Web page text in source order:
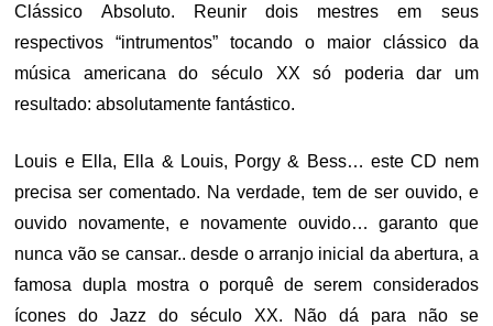
Clássico Absoluto. Reunir dois mestres em seus
respectivos “intrumentos” tocando o maior clássico da
música americana do século XX só poderia dar um
resultado: absolutamente fantástico.
Louis e Ella, Ella & Louis, Porgy & Bess… este CD nem
precisa ser comentado. Na verdade, tem de ser ouvido, e
ouvido novamente, e novamente ouvido… garanto que
nunca vão se cansar.. desde o arranjo inicial da abertura, a
famosa dupla mostra o porquê de serem considerados
ícones do Jazz do século XX. Não dá para não se